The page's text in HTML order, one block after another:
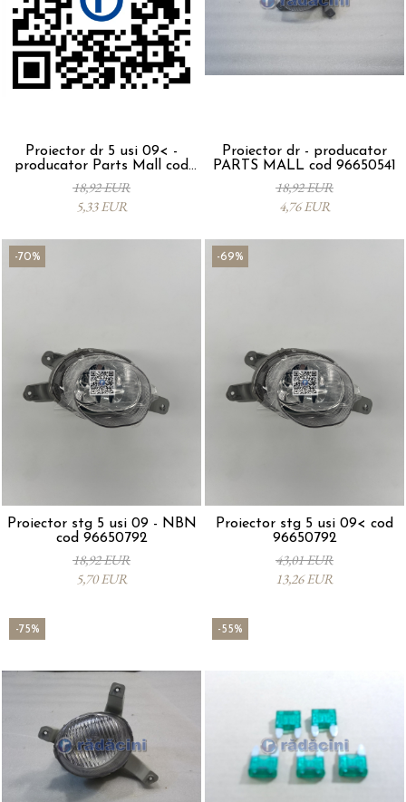
Proiector dr 5 usi 09< -
producator Parts Mall cod
96650793
18,92 EUR
5,33 EUR
Proiector dr - producator
PARTS MALL cod 96650541
18,92 EUR
4,76 EUR
-70%
Proiector stg 5 usi 09 - NBN
cod 96650792
18,92 EUR
5,70 EUR
-69%
Proiector stg 5 usi 09< cod
96650792
43,01 EUR
13,26 EUR
-75% -55%